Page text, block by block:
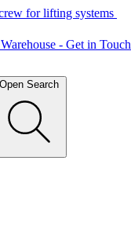
for lifting systems
- Get in Touch
Open Search